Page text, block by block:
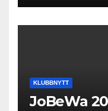
KLUBBNYTT
JoBeWa